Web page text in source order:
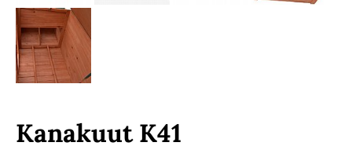
Kanakuut K41